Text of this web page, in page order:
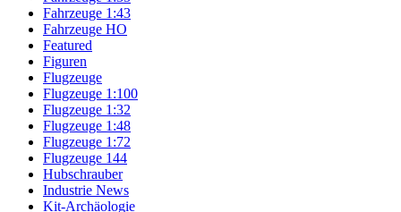
Fahrzeuge 1:43
Fahrzeuge HO
Featured
Figuren
Flugzeuge
Flugzeuge 1:100
Flugzeuge 1:32
Flugzeuge 1:48
Flugzeuge 1:72
Flugzeuge 144
Hubschrauber
Industrie News
Kit-Archäologie